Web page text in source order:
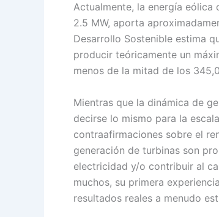
Actualmente, la energía eólica
2.5 MW, aporta
Desarrollo Sostenible estima
producir teóricamente un
menos de la mitad de los
Mientras que la dinámica de
decirse lo mismo para la
contraafirmaciones sobre el
generación de turbinas son
electricidad y/o contribuir al
muchos, su primera
resultados reales a menudo